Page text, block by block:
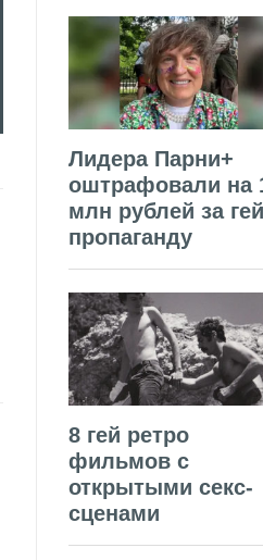
Лидера Парни+
оштрафовали на
млн рублей за
пропаганду
8 гей ретро
фильмов с
открытыми секс-
сценами